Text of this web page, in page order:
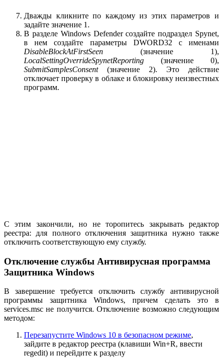
Дважды кликните по каждому из этих параметров и
задайте значение 1.
В разделе Windows Defender создайте подраздел Spynet,
в нем создайте параметры DWORD32 с именами
DisableBlockAtFirstSeen (значение 1),
LocalSettingOverrideSpynetReporting (значение 0),
SubmitSamplesConsent(значение 2). Это действие
отключает проверку в облаке и блокировку неизвестных
программ.
С этим закончили, но не торопитесь закрывать редактор
реестра: для полного отключения защитника нужно также
отключить соответствующую ему службу.
Отключение службы Антивирусная программа
Защитника Windows
В завершение требуется отключить службу антивирусной
программы защитника Windows, причем сделать это в
services.msc не получится. Отключение возможно следующим
методом:
Перезапустите Windows 10 в безопасном режиме,
зайдите в редактор реестра (клавиши Win+R, ввести
regedit) и перейдите к разделу